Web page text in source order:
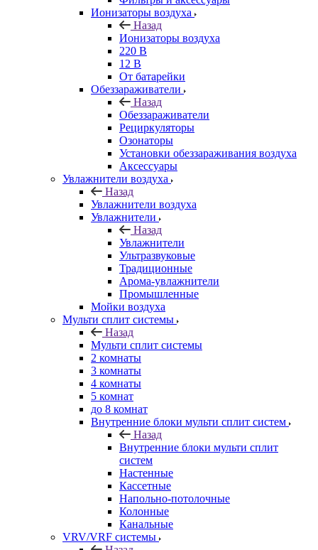
Ионизаторы воздуха
Назад
Ионизаторы воздуха
220 В
12 В
От батарейки
Обеззараживатели
Назад
Обеззараживатели
Рециркуляторы
Озонаторы
Установки обеззараживания воздуха
Аксессуары
Увлажнители воздуха
Назад
Увлажнители воздуха
Увлажнители
Назад
Увлажнители
Ультразвуковые
Традиционные
Арома-увлажнители
Промышленные
Мойки воздуха
Мульти сплит системы
Назад
Мульти сплит системы
2 комнаты
3 комнаты
4 комнаты
5 комнат
до 8 комнат
Внутренние блоки мульти сплит систем
Назад
Внутренние блоки мульти сплит
систем
Настенные
Кассетные
Напольно-потолочные
Колонные
Канальные
VRV/VRF системы